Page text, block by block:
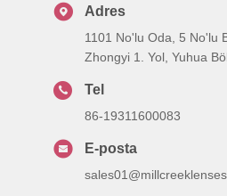
Adres
1101 No'lu Oda, 5 No'lu
Zhongyi 1. Yol, Yuhua
Tel
86-19311600083
E-posta